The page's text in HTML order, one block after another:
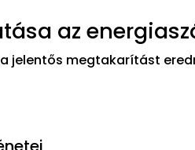
az
jelentős megtakarítást